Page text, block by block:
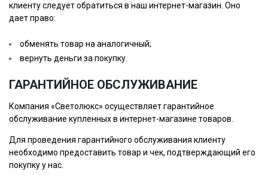
клиенту следует обратиться в наш интернет-магазин. Оно
дает право:
обменять товар на аналогичный;
вернуть деньги за покупку.
ГАРАНТИЙНОЕ ОБСЛУЖИВАНИЕ
Компания «Cветолюкс» осуществляет гарантийное
обслуживание купленных в интернет-магазине товаров.
Для проведения гарантийного обслуживания клиенту
необходимо предоставить товар и чек, подтверждающий его
покупку у нас.